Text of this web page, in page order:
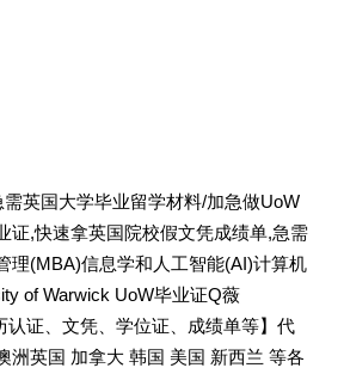
需英国大学毕业留学材料/加急做UoW
证,快速拿英国院校假文凭成绩单,急需
理(MBA)信息学和人工智能(AI)计算机
of Warwick UoW毕业证Q薇
认证、文凭、学位证、成绩单等】代
洲英国 加拿大 韩国 美国 新西兰 等各